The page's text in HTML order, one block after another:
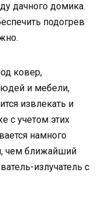
дачного домика.
подогрев
ковер,
и мебели,
извлекать и
с учетом этих
намного
чем ближайший
излучатель с